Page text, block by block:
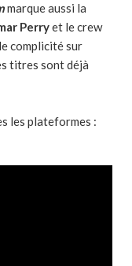
marque aussi la
Perryet le crew
complicité sur
titres sont déjà
les plateformes :